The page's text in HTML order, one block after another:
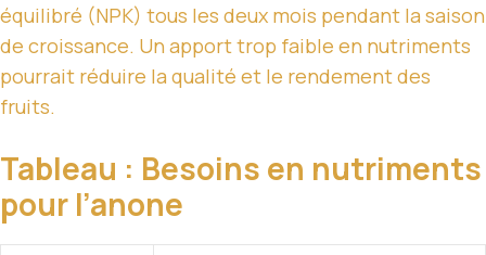
équilibré (NPK) tous les deux mois pendant la saison
de croissance. Un apport trop faible en nutriments
pourrait réduire la qualité et le rendement des
fruits.
Tableau : Besoins en nutriments
pour l’anone